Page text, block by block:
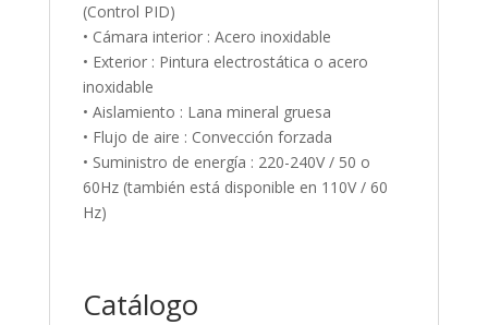
(Control PID)
• Cámara interior : Acero inoxidable
• Exterior : Pintura electrostática o acero
inoxidable
• Aislamiento : Lana mineral gruesa
• Flujo de aire : Convección forzada
• Suministro de energía : 220-240V / 50 o
60Hz (también está disponible en 110V / 60
Hz)
Catálogo